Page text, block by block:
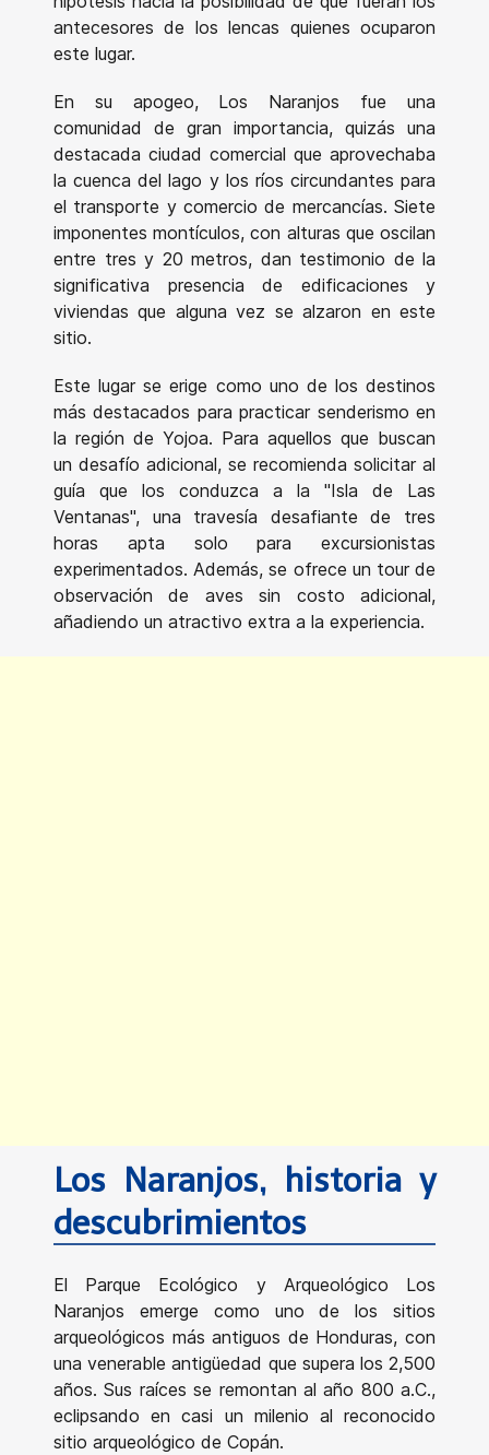
antecesores de los lencas quienes ocuparon
este lugar.
En su apogeo, Los Naranjos fue una
comunidad de gran importancia, quizás una
destacada ciudad comercial que aprovechaba
la cuenca del lago y los ríos circundantes para
el transporte y comercio de mercancías. Siete
imponentes montículos, con alturas que oscilan
entre tres y 20 metros, dan testimonio de la
significativa presencia de edificaciones y
viviendas que alguna vez se alzaron en este
sitio.
Este lugar se erige como uno de los destinos
más destacados para practicar senderismo en
la región de Yojoa. Para aquellos que buscan
un desafío adicional, se recomienda solicitar al
guía que los conduzca a la "Isla de Las
Ventanas", una travesía desafiante de tres
horas apta solo para excursionistas
experimentados. Además, se ofrece un tour de
observación de aves sin costo adicional,
añadiendo un atractivo extra a la experiencia.
Los Naranjos, historia y
descubrimientos
El Parque Ecológico y Arqueológico Los
Naranjos emerge como uno de los sitios
arqueológicos más antiguos de Honduras, con
una venerable antigüedad que supera los 2,500
años. Sus raíces se remontan al año 800 a.C.,
eclipsando en casi un milenio al reconocido
sitio arqueológico de Copán.